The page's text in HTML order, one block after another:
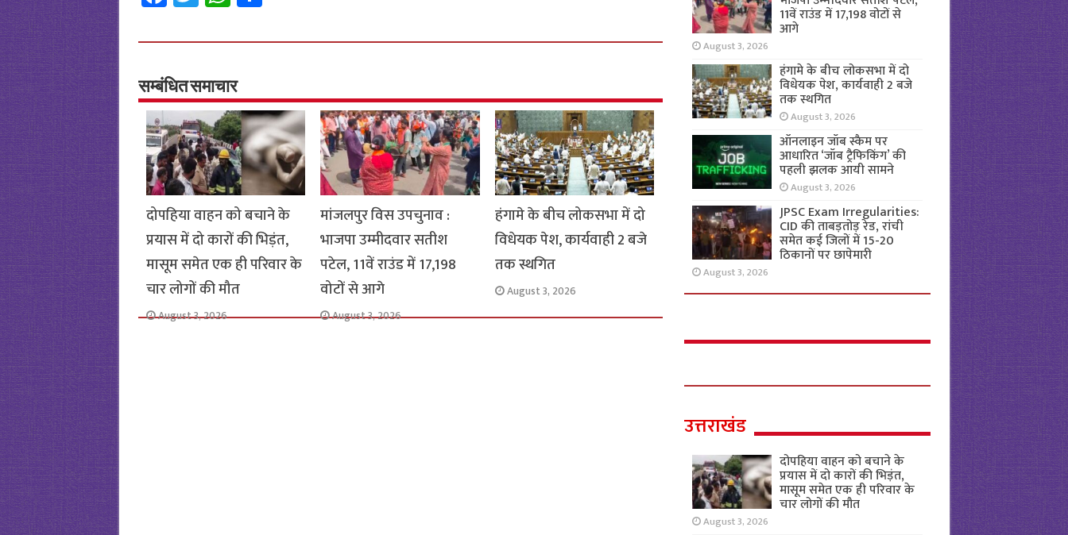
ce
b
o
o
k
wi
tt
er
h
at
sA
p
p
h
ar
सम्बंधित समाचार
दोपहिया वाहन को बचाने के
प्रयास में दो कारों की भिड़ंत,
मासूम समेत एक ही परिवार के
चार लोगों की मौत
August 3, 2026
मांजलपुर विस उपचुनाव :
भाजपा उम्मीदवार सतीश
पटेल, 11वें राउंड में 17,198
वोटों से आगे
August 3, 2026
हंगामे के बीच लोकसभा में दो
विधेयक पेश, कार्यवाही 2 बजे
तक स्थगित
August 3, 2026
11वें राउंड में 17,198 वोटों से
आगे
August 3, 2026
हंगामे के बीच लोकसभा में दो
विधेयक पेश, कार्यवाही 2 बजे
तक स्थगित
August 3, 2026
ऑनलाइन जॉब स्कैम पर
आधारित ‘जॉब ट्रैफिकिंग’ की
पहली झलक आयी सामने
August 3, 2026
JPSC Exam Irregularities:
CID की ताबड़तोड़ रेड, रांची
समेत कई जिलों में 15-20
ठिकानों पर छापेमारी
August 3, 2026
उत्तराखंड
दोपहिया वाहन को बचाने के
प्रयास में दो कारों की भिड़ंत,
मासूम समेत एक ही परिवार के
चार लोगों की मौत
August 3, 2026